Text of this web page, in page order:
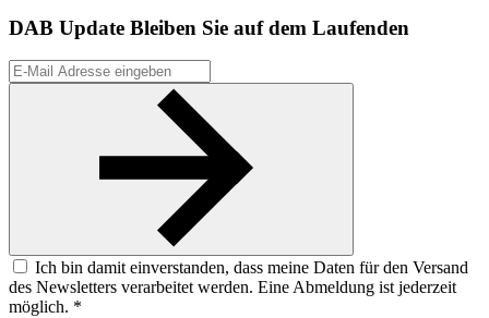
DAB Update Bleiben Sie auf dem Laufenden
Ich bin damit einverstanden, dass meine Daten für den Versand
des Newsletters verarbeitet werden. Eine Abmeldung ist jederzeit
möglich. *